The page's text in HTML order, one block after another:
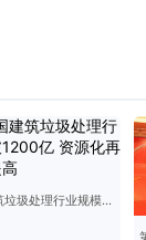
2021年我国建筑垃圾处理行业规模将突破1200亿 资源化再利用进一步提高